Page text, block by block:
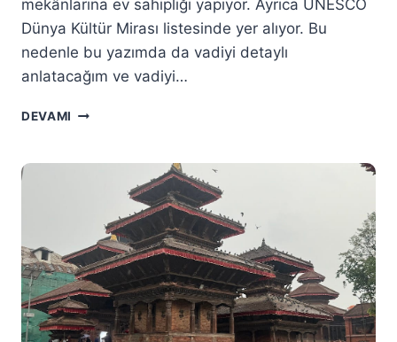
mekânlarına ev sahipliği yapıyor. Ayrıca UNESCO
Dünya Kültür Mirası listesinde yer alıyor. Bu
nedenle bu yazımda da vadiyi detaylı
anlatacağım ve vadiyi…
DEVAMI BHAKTAPUR
REHBERI